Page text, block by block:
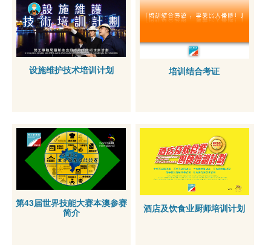
设施维护技术培训计划 培训结合考证
第43届世界技能大赛本澳参赛
简介
酒店及饮食业厨师培训计划